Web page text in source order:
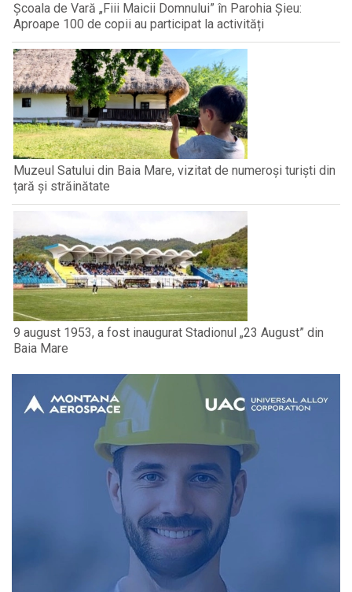
Școala de Vară „Fiii Maicii Domnului” în Parohia Șieu:
Aproape 100 de copii au participat la activități
Muzeul Satului din Baia Mare, vizitat de numeroși turiști din
țară și străinătate
9 august 1953, a fost inaugurat Stadionul „23 August” din
Baia Mare